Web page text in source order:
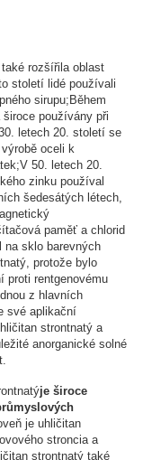
rozšířila oblast
století lidé používali
sirupu;Během
používány při
letech 20. století se
oceli k
50. letech 20.
zinku používal
šedesátých létech,
paměť a chlorid
na sklo barevných
protože bylo
proti rentgenovému
z hlavních
své aplikační
strontnatý a
anorganické solné
je široce
je uhličitan
stroncia a
strontnatý také